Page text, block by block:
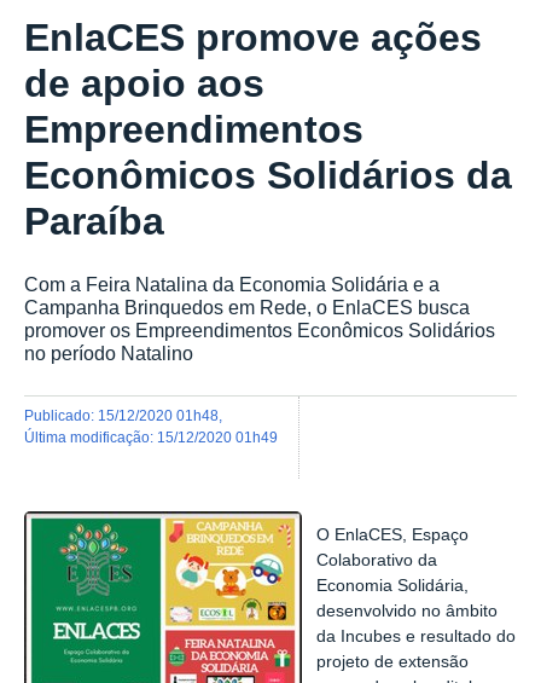
EnlaCES promove ações
de apoio aos
Empreendimentos
Econômicos Solidários da
Paraíba
Com a Feira Natalina da Economia Solidária e a
Campanha Brinquedos em Rede, o EnlaCES busca
promover os Empreendimentos Econômicos Solidários
no período Natalino
publicado: 15/12/2020 01h48
última modificação: 15/12/2020 01h49
O EnlaCES, Espaço
Colaborativo da
Economia Solidária,
desenvolvido no âmbito
da Incubes e resultado do
projeto de extensão